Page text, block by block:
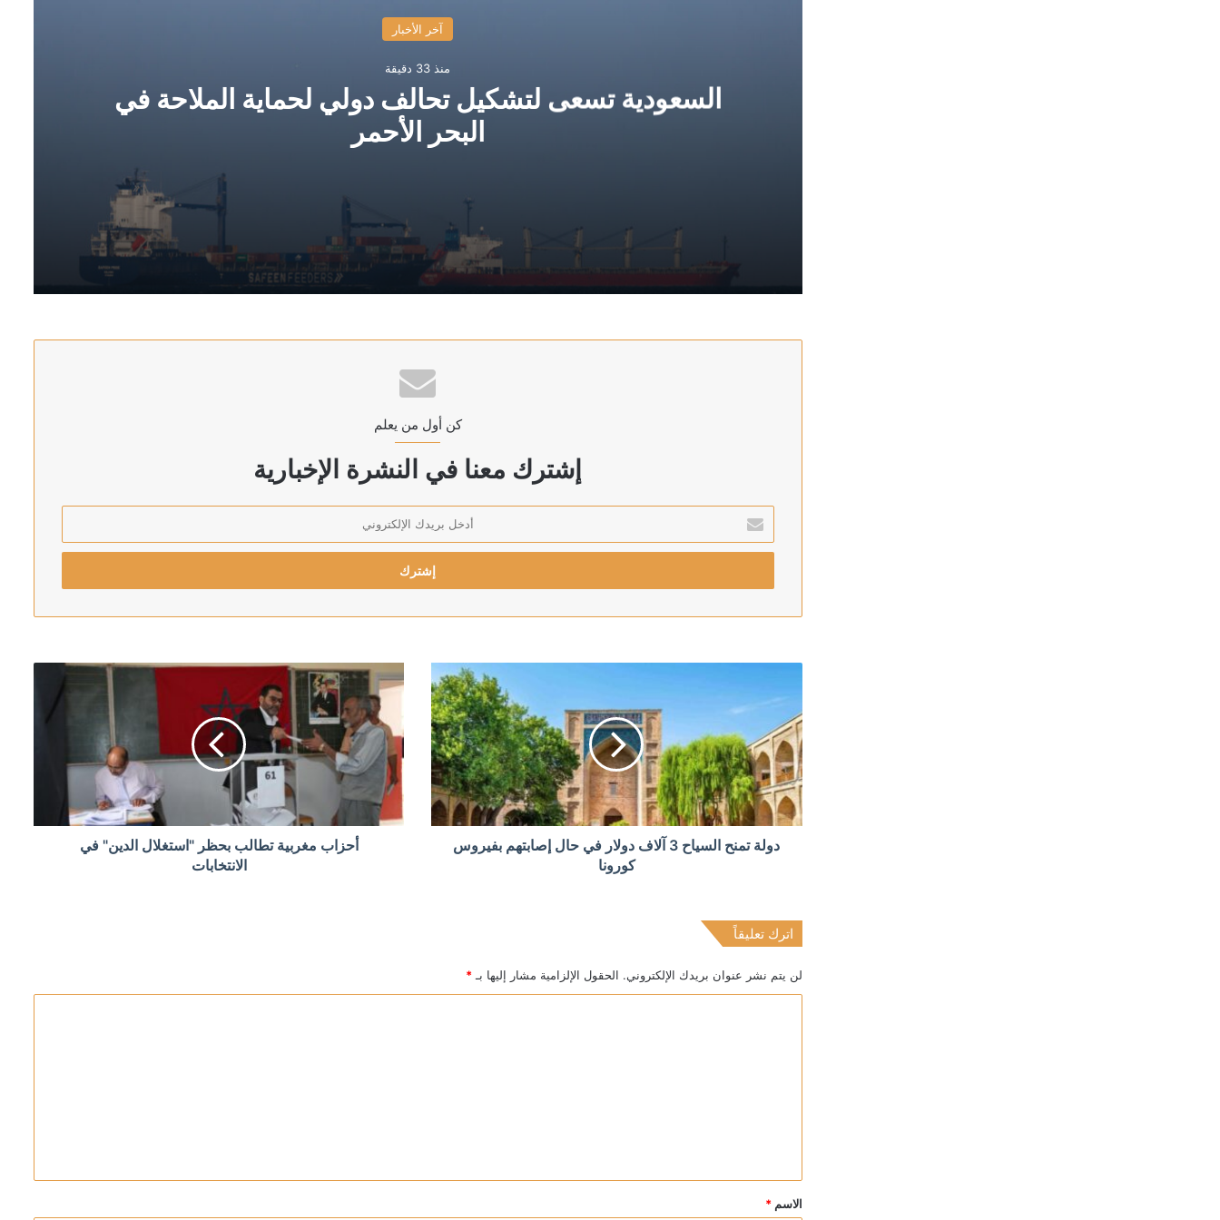
آخر الأخبار
منذ 33 دقيقة
السعودية تسعى لتشكيل تحالف دولي لحماية الملاحة في
البحر الأحمر
السعودية تسعى لتشكيل تحالف دولي لحماية الملاحة في البحر الأحمر
الإمارات تدين الهجمات على السعودية
أسعار الذهب في الأردن اليوم الخميس 30 يوليو 2026.. انخفاض كبير
منذ ساعة واحدة
تركي آل الشيخ يقترب من الاستثمار في أحد أعرق أندية إنجلترا
منذ ساعة واحدة
فيفا يفتح تحقيقا مع لاعبي الأرجنتين بسبب أحداث شهدها مونديال 2026
منذ ساعة واحدة
كن أول من يعلم
إشترك معنا في النشرة الإخبارية
بريدك
الإلكتروني
دولة تمنح السياح 3 آلاف دولار في حال إصابتهم بفيروس
كورونا
أحزاب مغربية تطالب بحظر "استغلال الدين" في
الانتخابات
اترك تعليقاً
لن يتم نشر عنوان بريدك الإلكتروني. الحقول الإلزامية مشار إليها بـ *
*
الاسم *